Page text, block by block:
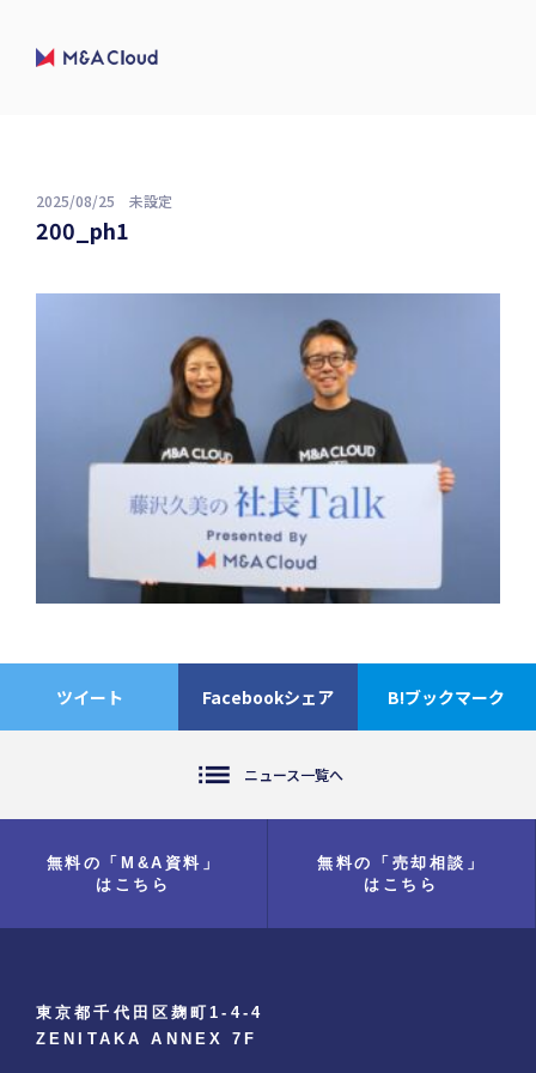
2025/08/25 未設定
200_ph1
ツイート Facebookシェア B!ブックマーク
list ニュース一覧へ
無料の「M&A資料」
はこちら
無料の「売却相談」
はこちら
東京都千代田区麹町1-4-4
ZENITAKA ANNEX 7F